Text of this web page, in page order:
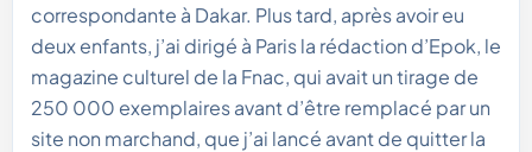
correspondante à Dakar. Plus tard, après avoir eu
deux enfants, j’ai dirigé à Paris la rédaction d’Epok, le
magazine culturel de la Fnac, qui avait un tirage de
250 000 exemplaires avant d’être remplacé par un
site non marchand, que j’ai lancé avant de quitter la